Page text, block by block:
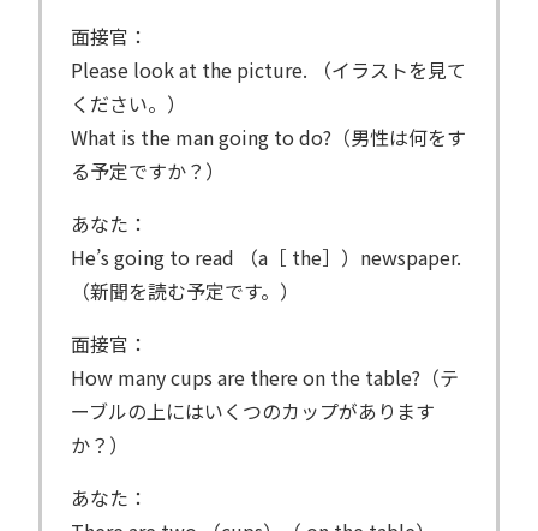
面接官：
Please look at the picture. （イラストを見て
ください。）
What is the man going to do?（男性は何をす
る予定ですか？）
あなた：
He’s going to read （a［ the］）newspaper.
（新聞を読む予定です。）
面接官：
How many cups are there on the table?（テ
ーブルの上にはいくつのカップがあります
か？）
あなた：